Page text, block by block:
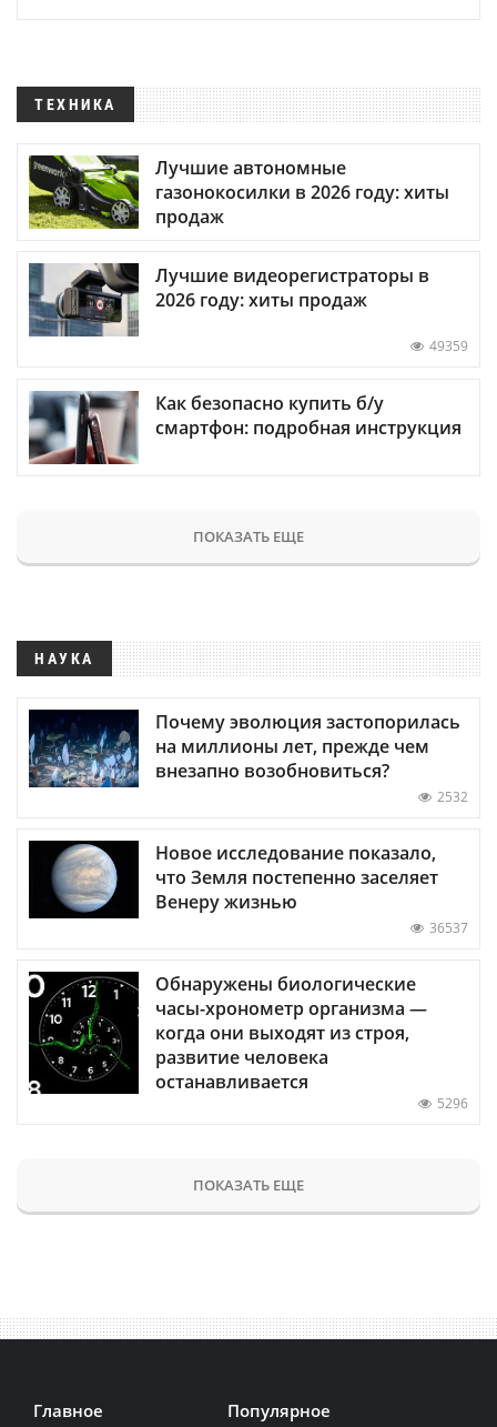
ТЕХНИКА
Лучшие автономные
газонокосилки в 2026 году: хиты
продаж
Лучшие видеорегистраторы в
2026 году: хиты продаж
49359
Как безопасно купить б/у
смартфон: подробная инструкция
ПОКАЗАТЬ ЕЩЕ
НАУКА
Почему эволюция застопорилась
на миллионы лет, прежде чем
внезапно возобновиться?
2532
Новое исследование показало,
что Земля постепенно заселяет
Венеру жизнью
36537
Обнаружены биологические
часы-хронометр организма —
когда они выходят из строя,
развитие человека
останавливается
5296
ПОКАЗАТЬ ЕЩЕ
Главное Популярное